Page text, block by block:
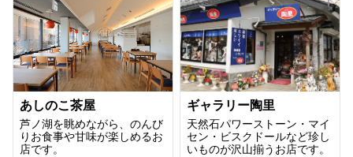
あしのこ茶屋
芦ノ湖を眺めながら、のんび
りお食事や甘味が楽しめるお
店です。
ギャラリー陶里
天然石パワーストーン・マイ
セン・ビスクドールなど珍し
いものが沢山揃うお店です。